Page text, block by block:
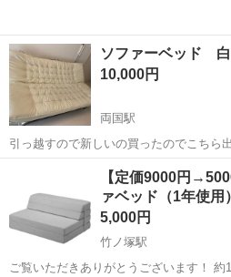
ソファーベッド 白
10,000円
両国駅
引っ越すので新しいの買ったのでこちら
両国駅 ベッド
【定価9000円
ァベッド（1年使
5,000円
竹ノ塚駅
ご覧いただきありがとうございます！ 約